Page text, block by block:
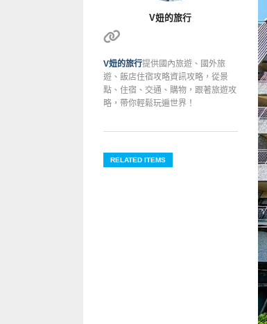
V妞的旅行
V妞的旅行提供國內旅遊、國外旅
遊、飯店住宿攻略資訊攻略，從景
點、住宿、交通、購物，跟著旅遊攻
略，帶你輕鬆玩遍世界！
RELATED ITEMS